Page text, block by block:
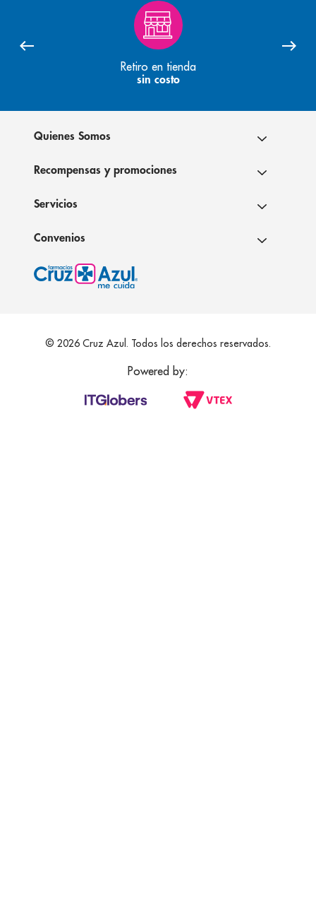
Retiro en tienda
sin costo
Quienes Somos
Recompensas y promociones
Servicios
Convenios
© 2026 Cruz Azul. Todos los derechos reservados.
Powered by: